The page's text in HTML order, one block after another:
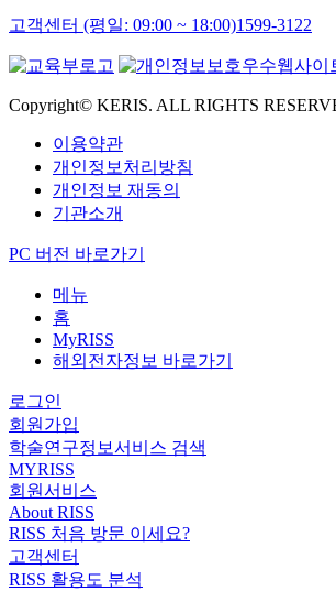
고객센터 (평일: 09:00 ~ 18:00)1599-3122
Copyright© KERIS. ALL RIGHTS
이용약관
개인정보처리방침
개인정보 재동의
기관소개
PC 버전 바로가기
메뉴
홈
MyRISS
해외전자정보 바로가기
로그인
회원가입
학술연구정보서비스 검색
MYRISS
회원서비스
About RISS
RISS 처음 방문 이세요?
고객센터
RISS 활용도 분석